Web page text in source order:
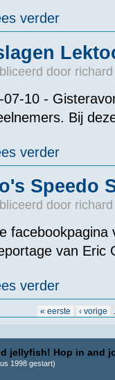
verderover Lektocht
door
07-10 -
Bij
verderover
Speedo
door
facebookpagina
van Eric
verderover Foto's
« eerste ‹ vorige
jellyfish! Hop in and
1998 gestart)